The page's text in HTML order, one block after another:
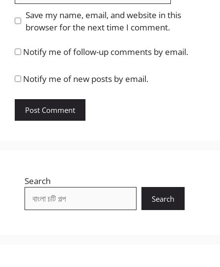
Save my name, email, and website in this
browser for the next time I comment.
Notify me of follow-up comments by email.
Notify me of new posts by email.
Search
Search